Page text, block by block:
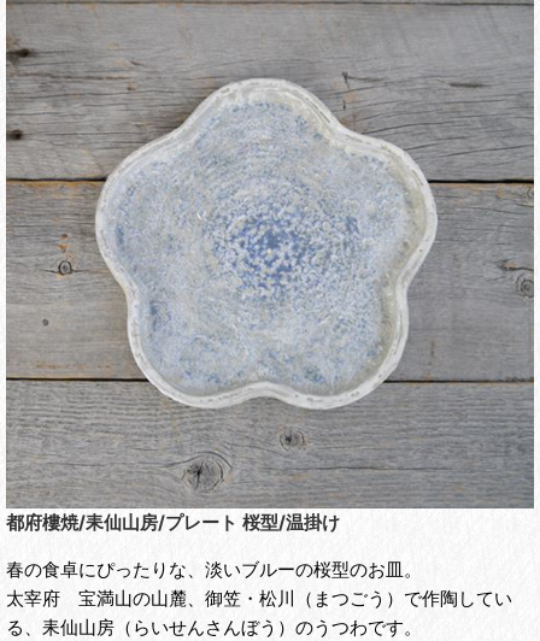
都府樓焼/耒仙山房/プレート 桜型/温掛け
春の食卓にぴったりな、淡いブルーの桜型のお皿。
太宰府 宝満山の山麓、御笠・松川（まつごう）で作陶してい
る、耒仙山房（らいせんさんぼう）のうつわです。